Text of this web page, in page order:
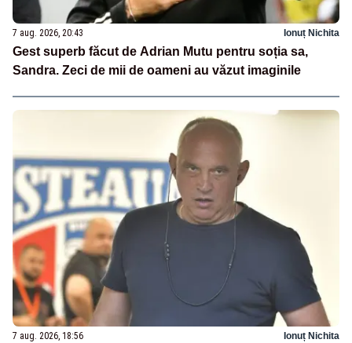
7 aug. 2026, 20:43 Ionuț Nichita
Gest superb făcut de Adrian Mutu pentru soția sa,
Sandra. Zeci de mii de oameni au văzut imaginile
7 aug. 2026, 18:56 Ionuț Nichita